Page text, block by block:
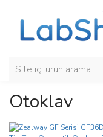
Otoklav